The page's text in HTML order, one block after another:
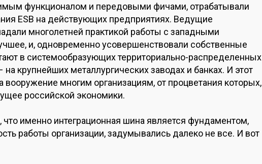
функционалом и передовыми фичами, отрабатывали
ESB на действующих предприятиях. Ведущие
многолетней практикой работы с западными
и, одновременно усовершенствовали собственные
в системообразующих территориально-распределенных
крупнейших металлургических заводах и банках. И этот
вооружение многим организациям, от процветания которых,
российской экономики.
именно интеграционная шина является фундаментом,
работы организации, задумывались далеко не все. И вот